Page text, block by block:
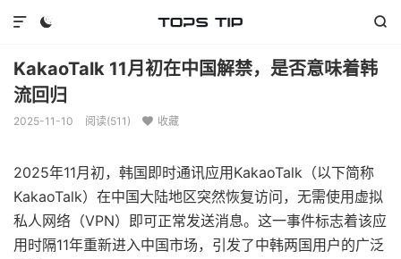
 

KakaoTalk 11月初在中国解禁，是否意味着韩
流回归
2025-11-10 阅读(511 )  收藏
2025年11月初，韩国即时通讯应用KakaoTalk（以下简称
KakaoTalk）在中国大陆地区突然恢复访问，无需使用虚拟
私人网络（VPN）即可正常发送消息。这一事件标志着该应
用时隔11年重新进入中国市场，引发了中韩两国用户的广泛